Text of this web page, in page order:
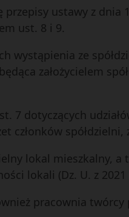
ustawy z dnia
ust. 8 i 9.
wystąpienia ze
założycielem
7 dotyczących
członków spółdzielni,
lokal mieszkalny,
lokali (Dz. U. z 2021
pracownia twórcy